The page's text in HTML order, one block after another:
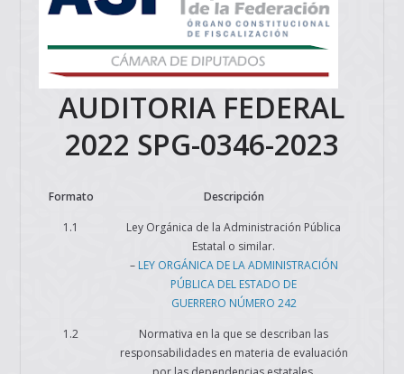
AUDITORIA FEDERAL
2022 SPG-0346-2023
Formato
Descripción
1.1
Ley Orgánica de la Administración Pública
Estatal o similar.
– LEY ORGÁNICA DE LA ADMINISTRACIÓN
PÚBLICA DEL ESTADO DE
GUERRERO NÚMERO 242
1.2
Normativa en la que se describan las
responsabilidades en materia de evaluación